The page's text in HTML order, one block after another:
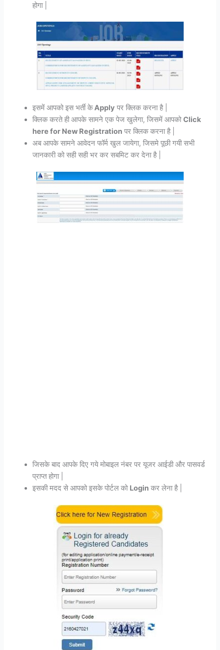
होगा |
इसमें आपको इस भर्ती केApply पर क्लिक करना है |
क्लिक करते ही आपके सामने एक पेज खुलेगा, जिसमें आपकोClick
here for New Registration पर क्लिक करना है |
अब आपके सामने आवेदन फॉर्म खुल जायेगा, जिसमे पूछी गयी सभी
जानकारी को सही सही भर कर सबमिट कर देना है |
जिसके बाद आपके दिए गये मोबाइल नंबर पर यूजर आईडी और पासवर्ड
प्राप्त होगा |
इसकी मदद से आपको इसके पोर्टल को Login कर लेना है |